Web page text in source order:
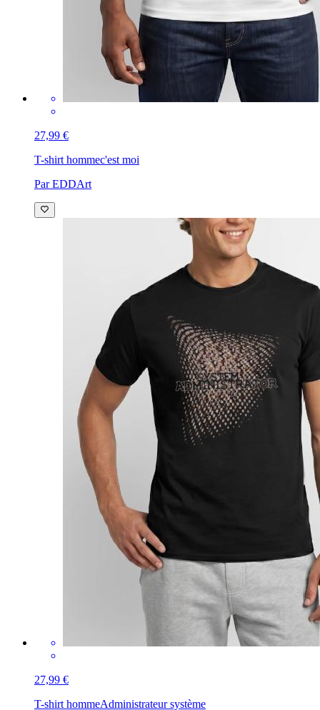
27,99 €
T-shirt hommec'est moi
Par EDDArt
27,99 €
T-shirt hommeAdministrateur système